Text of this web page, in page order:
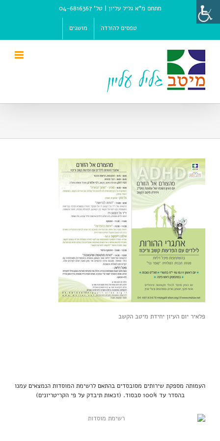
content
מתחם מ"א גליל עליון |טל' 04-6816367
טפסים להורדה מושגים
פלאיר יום העיון יחידת מיטב הקשב
העמותה מספקת שירותים מסובסדים בהתאם לרשימת המוסדות הנמצאים עמנו
בהסדר עד 100% סבסוד. (זכאות תיבדק על פי הקריטריונים)